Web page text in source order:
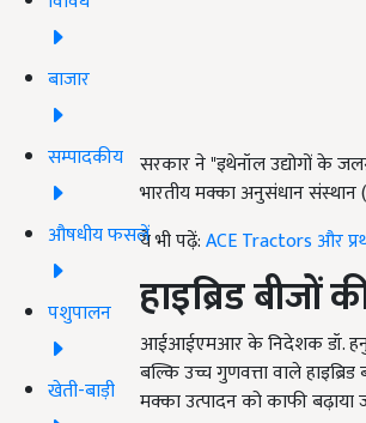
बाजार
सम्पादकीय
औषधीय फसलें
पशुपालन
खेती-बाड़ी
सरकार ने "इथेनॉल उद्योगों के
भारतीय मक्का अनुसंधान
ये भी पढ़ें:ACE Tractors और
हाइब्रिड बीजों
आईआईएमआर के निदेशक डॉ.
बल्कि उच्च गुणवत्ता वाले
मक्का उत्पादन को काफी बढ़ाया